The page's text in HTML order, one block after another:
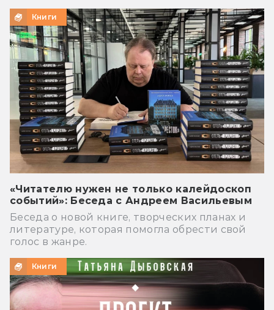
Книги
«Читателю нужен не только калейдоскоп
событий»: Беседа с Андреем Васильевым
Беседа о новой книге, творческих планах и
литературе, которая помогла обрести свой
голос в жанре.
Книги